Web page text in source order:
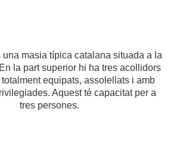
una masia típica catalana situada a la
la part superior hi ha tres acollidors
equipats, assolellats i amb
Aquest té capacitat per a
tres persones.